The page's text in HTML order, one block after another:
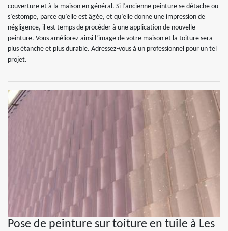
couverture et à la maison en général. Si l’ancienne peinture se détache ou
s’estompe, parce qu’elle est âgée, et qu’elle donne une impression de
négligence, il est temps de procéder à une application de nouvelle
peinture. Vous améliorez ainsi l’image de votre maison et la toiture sera
plus étanche et plus durable. Adressez-vous à un professionnel pour un tel
projet.
Pose de peinture sur toiture en tuile à Les